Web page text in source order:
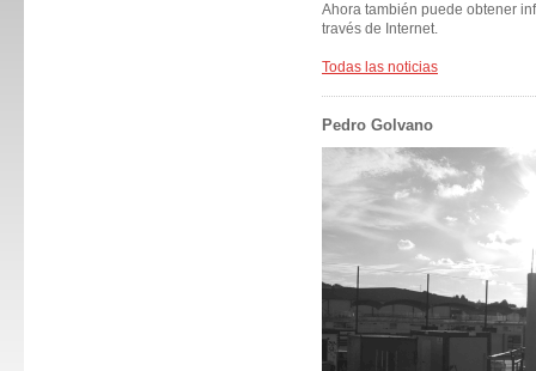
Ahora también puede obtener
través de Internet.
Todas las noticias
Pedro Golvano